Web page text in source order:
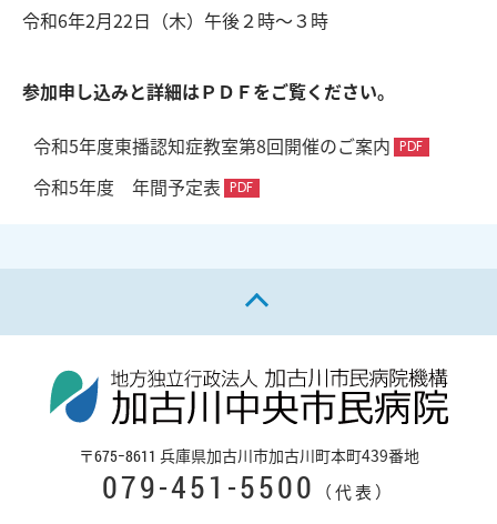
令和6年2月22日（木）午後２時～３時
参加申し込みと詳細はＰＤＦをご覧ください。
令和5年度東播認知症教室第8回開催のご案内
令和5年度 年間予定表
〒675−8611 兵庫県加古川市加古川町本町439番地
079-451-5500 （代表）